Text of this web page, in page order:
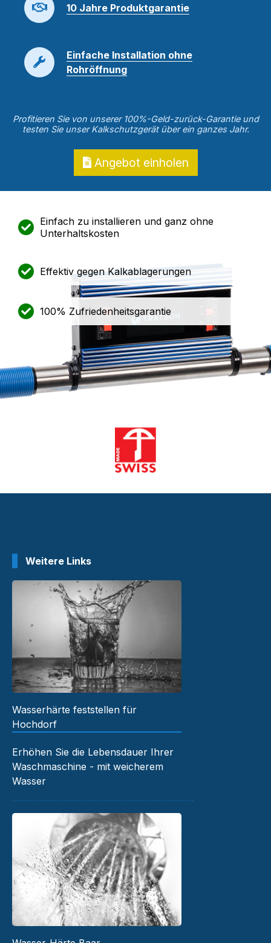
10 Jahre Produktgarantie
Einfache Installation ohne
Rohröffnung
Profitieren Sie von unserer 100%-Geld-zurück-Garantie und
testen Sie unser Kalkschutzgerät über ein ganzes Jahr.
Angebot einholen
Einfach zu installieren und ganz ohne
Unterhaltskosten
Effektiv gegen Kalkablagerungen
100% Zufriedenheitsgarantie
Weitere Links
Wasserhärte feststellen für
Hochdorf
Erhöhen Sie die Lebensdauer Ihrer
Waschmaschine - mit weicherem
Wasser